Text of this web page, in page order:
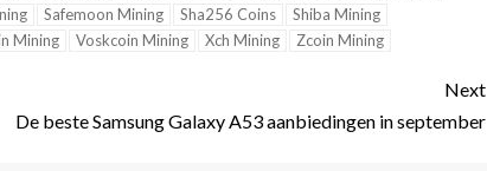
Safemoon Mining Sha256 Coins
Shiba Mining
Mining Voskcoin Mining Xch Mining Zcoin Mining
Next
De beste Samsung Galaxy A53 aanbiedingen in september